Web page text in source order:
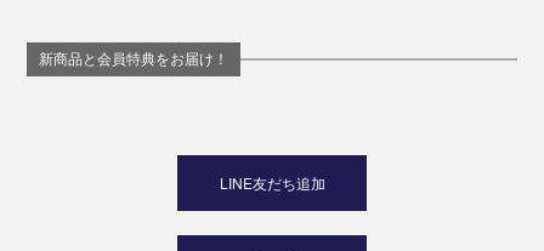
新商品と会員特典をお届け！
LINE友だち追加